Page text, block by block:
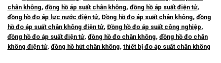
chân không, đồng hồ áp suất chân không, đồng hồ áp suất điện tử,
đồng hồ đo áp lực nước điện tử, Đồng hồ đo áp suất chân không, đồng
hồ đo áp suất chân không điện tử, Đồng hồ đo áp suất công nghiệp,
đồng hồ đo áp suất điện tử, đồng hồ đo chân không, đồng hồ đo chân
không điện tử, đồng hồ hút chân không, thiết bị đo áp suất chân không